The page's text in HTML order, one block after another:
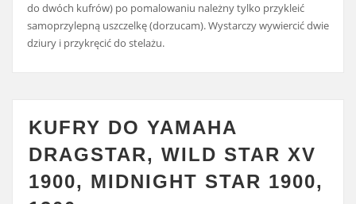
do dwóch kufrów) po pomalowaniu należny tylko przykleić
samoprzylepną uszczelkę (dorzucam). Wystarczy wywiercić dwie
dziury i przykręcić do stelażu.
KUFRY DO YAMAHA
DRAGSTAR, WILD STAR XV
1900, MIDNIGHT STAR 1900,